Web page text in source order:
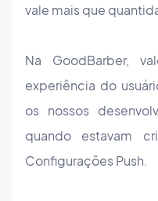
vale mais que
Na GoodBarber,
experiência do
os nossos
quando estavam
Configurações Push.